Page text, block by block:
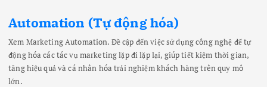
Automation (Tự động hóa)
Xem Marketing Automation. Đề cập đến việc sử dụng công nghệ để tự
động hóa các tác vụ marketing lặp đi lặp lại, giúp tiết kiệm thời gian,
tăng hiệu quả và cá nhân hóa trải nghiệm khách hàng trên quy mô
lớn.